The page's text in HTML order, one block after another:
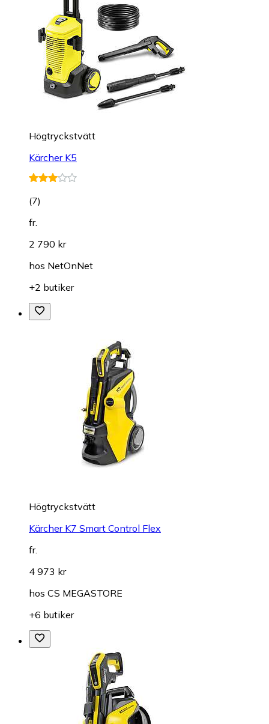
Högtryckstvätt
Kärcher K5
(7)
fr.
2 790 kr
hos NetOnNet
+2 butiker
Högtryckstvätt
Kärcher K7 Smart Control Flex
fr.
4 973 kr
hos CS MEGASTORE
+6 butiker